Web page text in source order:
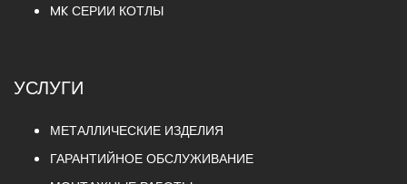
MK СЕРИИ КОТЛЫ
УСЛУГИ
МЕТАЛЛИЧЕСКИЕ ИЗДЕЛИЯ
ГАРАНТИЙНОЕ ОБСЛУЖИВАНИЕ